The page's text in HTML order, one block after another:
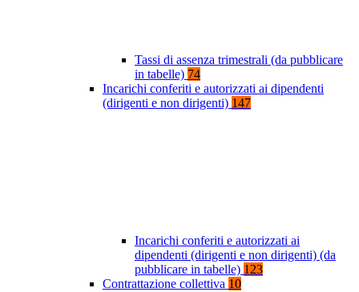
Tassi di assenza trimestrali (da pubblicare
in tabelle) 74
Incarichi conferiti e autorizzati ai dipendenti
(dirigenti e non dirigenti) 147
Incarichi conferiti e autorizzati ai
dipendenti (dirigenti e non dirigenti) (da
pubblicare in tabelle) 123
Contrattazione collettiva 10